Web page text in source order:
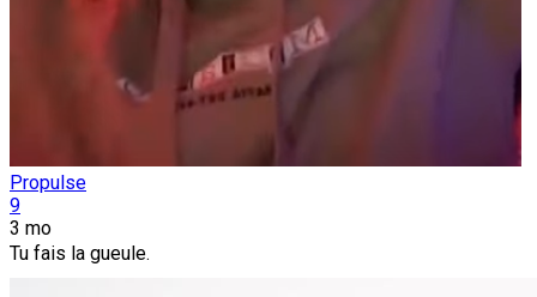
Propulse
9
3 mo
Tu fais la gueule.